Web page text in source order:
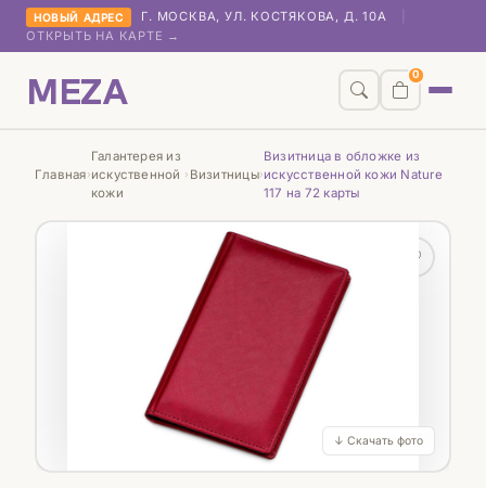
НОВЫЙ АДРЕС Г. МОСКВА, УЛ. КОСТЯКОВА, Д. 10А
ОТКРЫТЬ НА КАРТЕ →
MEZA 0
Главная›
Галантерея из
искуственной
кожи
› Визитницы›
Визитница в обложке из
искусственной кожи Nature
117 на 72 карты
♡
↓ Скачать фото